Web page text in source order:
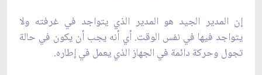
إن المدير الجيد هو المدير الذي يتواجد في غرفته ولا
يتواجد فيها في نفس الوقت. أي أنه يجب أن يكون في حالة
تجول وحركة دائمة في الجهاز الذي يعمل في إطاره.